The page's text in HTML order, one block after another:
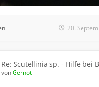
20.
Re: Scutellinia sp. - Hilfe bei
vonGernot